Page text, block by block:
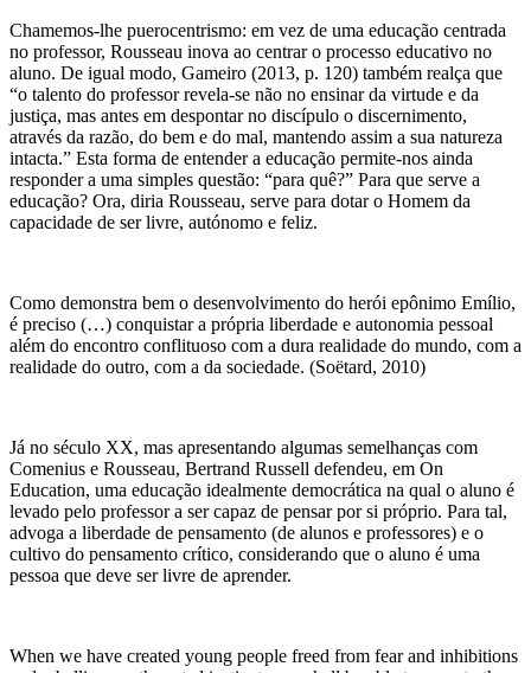
Chamemos-lhe puerocentrismo: em vez de uma educação centrada
no professor, Rousseau inova ao centrar o processo educativo no
aluno. De igual modo, Gameiro (2013, p. 120) também realça que
“o talento do professor revela-se não no ensinar da virtude e da
justiça, mas antes em despontar no discípulo o discernimento,
através da razão, do bem e do mal, mantendo assim a sua natureza
intacta.” Esta forma de entender a educação permite-nos ainda
responder a uma simples questão: “para quê?” Para que serve a
educação? Ora, diria Rousseau, serve para dotar o Homem da
capacidade de ser livre, autónomo e feliz.
Como demonstra bem o desenvolvimento do herói epônimo Emílio,
é preciso (…) conquistar a própria liberdade e autonomia pessoal
além do encontro conflituoso com a dura realidade do mundo, com a
realidade do outro, com a da sociedade. (Soëtard, 2010)
Já no século XX, mas apresentando algumas semelhanças com
Comenius e Rousseau, Bertrand Russell defendeu, em On
Education, uma educação idealmente democrática na qual o aluno é
levado pelo professor a ser capaz de pensar por si próprio. Para tal,
advoga a liberdade de pensamento (de alunos e professores) e o
cultivo do pensamento crítico, considerando que o aluno é uma
pessoa que deve ser livre de aprender.
When we have created young people freed from fear and inhibitions